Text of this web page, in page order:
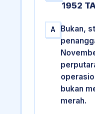
1952
A
Bukan,
bukan
merah.